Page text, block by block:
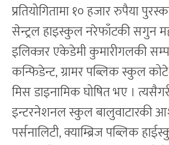
प्रतियोगितामा १० हजार रुपैया
सेन्ट्रल हाइस्कुल नरेफाँटकी सगुन
इलिक्जर एकेडेमी कुमारीगलकी
कन्फिडेन्ट, ग्रामर पब्लिक स्कुल
मिस डाइनामिक घोषित भए ।
इन्टरनेशनल स्कुल बालुवाटारकी
पर्सनालिटी, क्याम्ब्रिज पब्लिक